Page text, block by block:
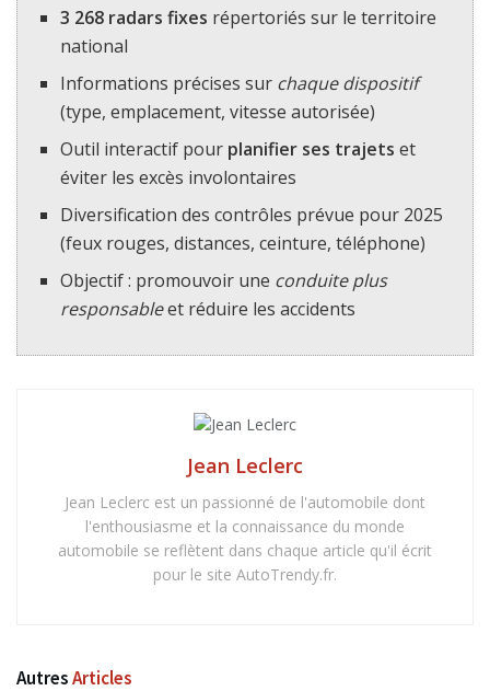
3 268 radars fixes répertoriés sur le territoire
national
Informations précises sur chaque dispositif
(type, emplacement, vitesse autorisée)
Outil interactif pour planifier ses trajets et
éviter les excès involontaires
Diversification des contrôles prévue pour 2025
(feux rouges, distances, ceinture, téléphone)
Objectif : promouvoir une conduite plus
responsableet réduire les accidents
Jean Leclerc
Jean Leclerc est un passionné de l'automobile dont
l'enthousiasme et la connaissance du monde
automobile se reflètent dans chaque article qu'il écrit
pour le site AutoTrendy.fr.
AutresArticles